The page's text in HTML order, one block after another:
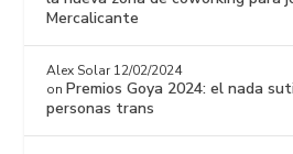
Mercalicante
Alex Solar 12/02/2024
on Premios Goya 2024: el nada
personas trans